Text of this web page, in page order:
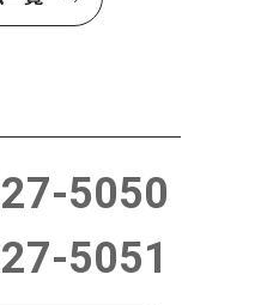
5050
5051